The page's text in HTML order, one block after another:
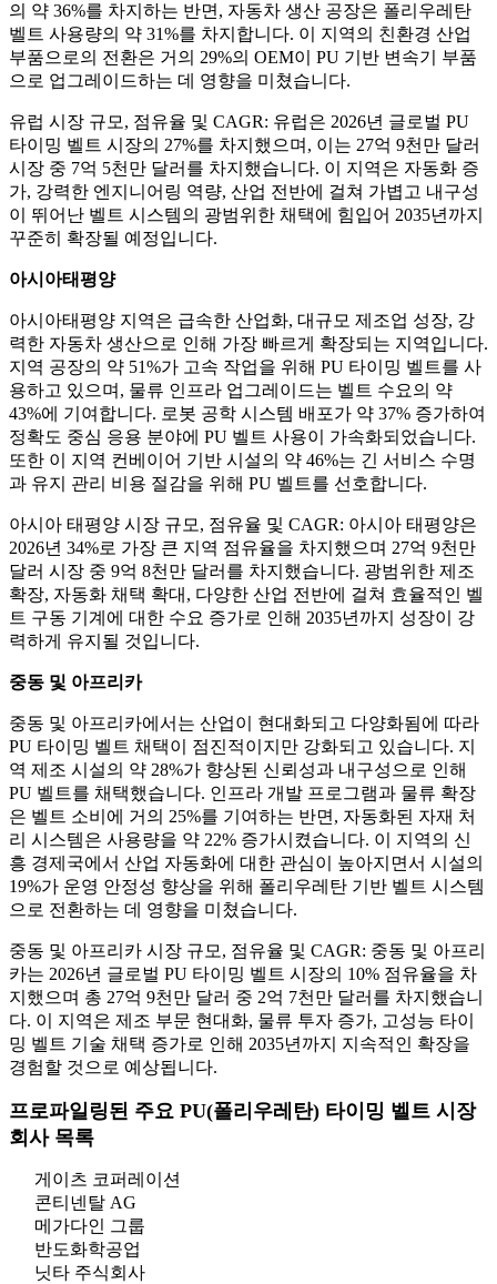
의 약 36%를 차지하는 반면, 자동차 생산 공장은 폴리우레탄
벨트 사용량의 약 31%를 차지합니다. 이 지역의 친환경 산업
부품으로의 전환은 거의 29%의 OEM이 PU 기반 변속기 부품
으로 업그레이드하는 데 영향을 미쳤습니다.
유럽 ​​시장 규모, 점유율 및 CAGR: 유럽은 2026년 글로벌 PU
타이밍 벨트 시장의 27%를 차지했으며, 이는 27억 9천만 달러
시장 중 7억 5천만 달러를 차지했습니다. 이 지역은 자동화 증
가, 강력한 엔지니어링 역량, 산업 전반에 걸쳐 가볍고 내구성
이 뛰어난 벨트 시스템의 광범위한 채택에 힘입어 2035년까지
꾸준히 확장될 예정입니다.
아시아태평양
아시아태평양 지역은 급속한 산업화, 대규모 제조업 성장, 강
력한 자동차 생산으로 인해 가장 빠르게 확장되는 지역입니다.
지역 공장의 약 51%가 고속 작업을 위해 PU 타이밍 벨트를 사
용하고 있으며, 물류 인프라 업그레이드는 벨트 수요의 약
43%에 기여합니다. 로봇 공학 시스템 배포가 약 37% 증가하여
정확도 중심 응용 분야에 PU 벨트 사용이 가속화되었습니다.
또한 이 지역 컨베이어 기반 시설의 약 46%는 긴 서비스 수명
과 유지 관리 비용 절감을 위해 PU 벨트를 선호합니다.
아시아 태평양 시장 규모, 점유율 및 CAGR: 아시아 태평양은
2026년 34%로 가장 큰 지역 점유율을 차지했으며 27억 9천만
달러 시장 중 9억 8천만 달러를 차지했습니다. 광범위한 제조
확장, 자동화 채택 확대, 다양한 산업 전반에 걸쳐 효율적인 벨
트 구동 기계에 대한 수요 증가로 인해 2035년까지 성장이 강
력하게 유지될 것입니다.
중동 및 아프리카
중동 및 아프리카에서는 산업이 현대화되고 다양화됨에 따라
PU 타이밍 벨트 채택이 점진적이지만 강화되고 있습니다. 지
역 제조 시설의 약 28%가 향상된 신뢰성과 내구성으로 인해
PU 벨트를 채택했습니다. 인프라 개발 프로그램과 물류 확장
은 벨트 소비에 거의 25%를 기여하는 반면, 자동화된 자재 처
리 시스템은 사용량을 약 22% 증가시켰습니다. 이 지역의 신
흥 경제국에서 산업 자동화에 대한 관심이 높아지면서 시설의
19%가 운영 안정성 향상을 위해 폴리우레탄 기반 벨트 시스템
으로 전환하는 데 영향을 미쳤습니다.
중동 및 아프리카 시장 규모, 점유율 및 CAGR: 중동 및 아프리
카는 2026년 글로벌 PU 타이밍 벨트 시장의 10% 점유율을 차
지했으며 총 27억 9천만 달러 중 2억 7천만 달러를 차지했습니
다. 이 지역은 제조 부문 현대화, 물류 투자 증가, 고성능 타이
밍 벨트 기술 채택 증가로 인해 2035년까지 지속적인 확장을
경험할 것으로 예상됩니다.
프로파일링된 주요 PU(폴리우레탄) 타이밍 벨트 시장
회사 목록
게이츠 코퍼레이션
콘티넨탈 AG
메가다인 그룹
반도화학공업
닛타 주식회사